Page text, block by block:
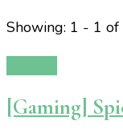
Showing: 1 - 1 of
[Gaming]